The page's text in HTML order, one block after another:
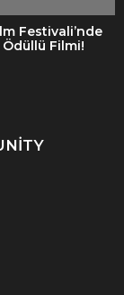
Festivali’nde
Ödüllü Filmi!